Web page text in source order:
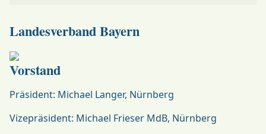
Landesverband Bayern
Vorstand
Präsident: Michael Langer, Nürnberg
Vizepräsident: Michael Frieser MdB, Nürnberg